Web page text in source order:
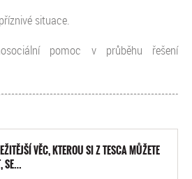
situace.
pomoc v průběhu řešení
VĚC, KTEROU SI Z TESCA MŮŽETE
SE…